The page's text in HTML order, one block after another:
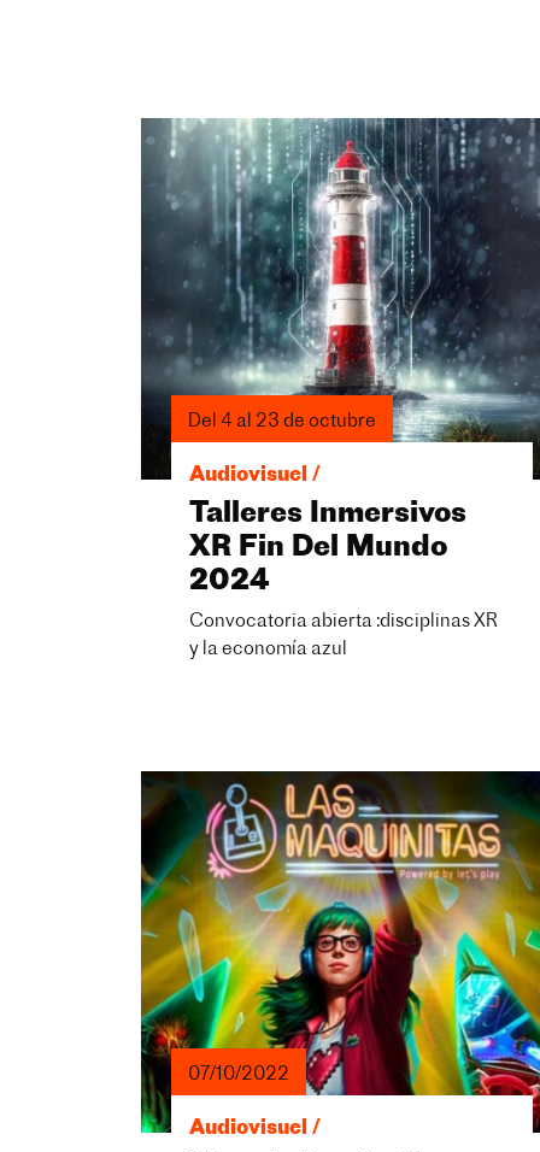
Del 4 al 23 de octubre
Audiovisuel /
Talleres Inmersivos
XR Fin Del Mundo
2024
Convocatoria abierta :disciplinas XR
y la economía azul
07/10/2022
Audiovisuel /